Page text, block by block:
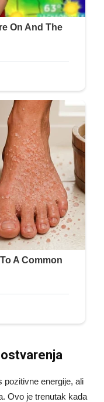
pozitivne energije, ali
Ovo je trenutak kada